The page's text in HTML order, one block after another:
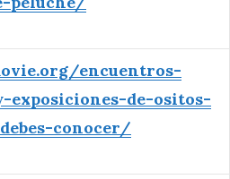
encuentros-
exposiciones-de-ositos-
conocer/